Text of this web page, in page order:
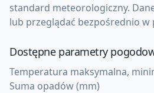
standard meteorologiczny.
lub przeglądać bezpośrednio w
Dostępne parametry
Temperatura maksymalna,
Suma opadów (mm)